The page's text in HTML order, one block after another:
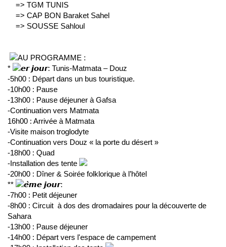
=> TGM TUNIS
=> CAP BON Baraket Sahel
=> SOUSSE Sahloul
AU PROGRAMME :
*
𝙚𝙧 𝙟𝙤𝙪𝙧: Tunis-Matmata – Douz
-5h00 : Départ dans un bus touristique.
-10h00 : Pause
-13h00 : Pause déjeuner à Gafsa
-Continuation vers Matmata
16h00 : Arrivée à Matmata
-Visite maison troglodyte
-Continuation vers Douz « la porte du désert »
-18h00 : Quad
-Installation des tente
-20h00 : Dîner & Soirée folklorique à l’hôtel
**
𝙚̀𝙢𝙚 𝙟𝙤𝙪𝙧:
-7h00 : Petit déjeuner
-8h00 : Circuit  à dos des dromadaires pour la découverte de
Sahara
-13h00 : Pause déjeuner
-14h00 : Départ vers l'espace de campement